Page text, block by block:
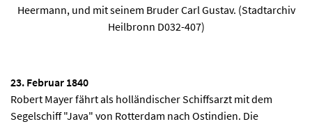
Heermann, und mit seinem Bruder Carl Gustav. (Stadtarchiv
Heilbronn D032-407)
23. Februar 1840
Robert Mayer fährt als holländischer Schiffsarzt mit dem
Segelschiff "Java" von Rotterdam nach Ostindien. Die